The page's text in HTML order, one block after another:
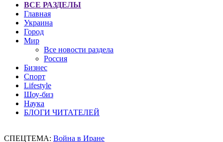
ВСЕ РАЗДЕЛЫ
Главная
Украина
Город
Мир
Все новости раздела
Россия
Бизнес
Спорт
Lifestyle
Шоу-биз
Наука
БЛОГИ ЧИТАТЕЛЕЙ
СПЕЦТЕМА: Война в Иране